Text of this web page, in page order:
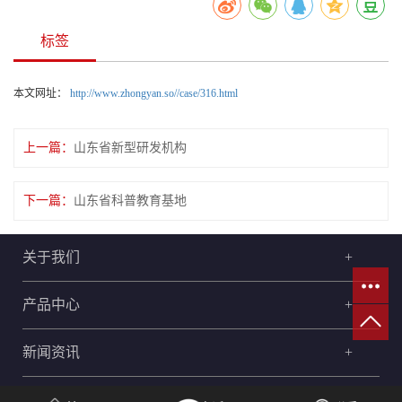
标签
本文网址： http://www.zhongyan.so//case/316.html
上一篇： 山东省新型研发机构
下一篇： 山东省科普教育基地
关于我们 +
产品中心 +
新闻资讯 +